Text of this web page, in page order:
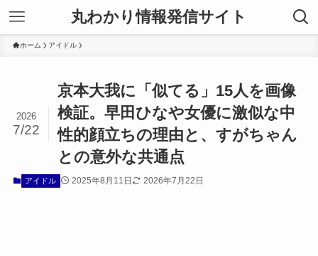
丸わかり情報発信サイト
ホーム アイドル
京本大我に「似てる」15人を画像
検証。早田ひなや女優に激似な中
性的顔立ちの理由と、すがちゃん
との意外な共通点
2026
7/22
アイドル 2025年8月11日 2026年7月22日